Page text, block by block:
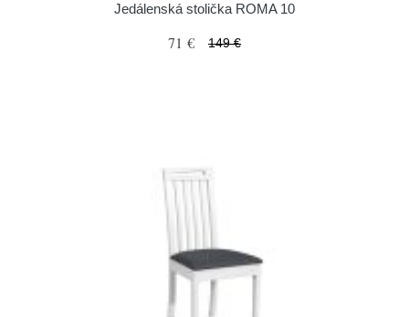
Jedálenská stolička ROMA 10
71 € 149 €